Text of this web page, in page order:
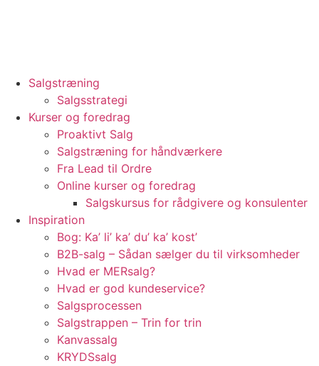
Salgstræning
Salgsstrategi
Kurser og foredrag
Proaktivt Salg
Salgstræning for håndværkere
Fra Lead til Ordre
Online kurser og foredrag
Salgskursus for rådgivere og konsulenter
Inspiration
Bog: Ka’ li’ ka’ du’ ka’ kost’
B2B-salg – Sådan sælger du til virksomheder
Hvad er MERsalg?
Hvad er god kundeservice?
Salgsprocessen
Salgstrappen – Trin for trin
Kanvassalg
KRYDSsalg